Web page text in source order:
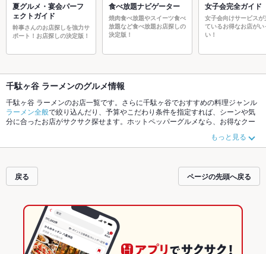
夏グルメ・宴会パーフ
ェクトガイド
幹事さんのお店探しを強力サ
ポート！お店探しの決定版！
食べ放題ナビゲーター
焼肉食べ放題やスイーツ食べ
放題など食べ放題お店探しの
決定版！
女子会完全ガイド
女子会向けサービスが
ているお得なお店がい
い！
千駄ヶ谷 ラーメンのグルメ情報
千駄ヶ谷 ラーメンのお店一覧です。さらに千駄ヶ谷でおすすめの料理ジャンル
ラーメン全般で絞り込んだり、予算やこだわり条件を指定すれば、シーンや気
分に合ったお店がサクサク探せます。ホットペッパーグルメなら、お得なクー
報をご紹介しているので安心！24時間使える簡単便利なネット予約が使えるお
店も拡大中です。友達どうしの飲み会にも、会社の宴会にも、デートやパーテ
もっと見る
戻る ページの先頭へ戻る